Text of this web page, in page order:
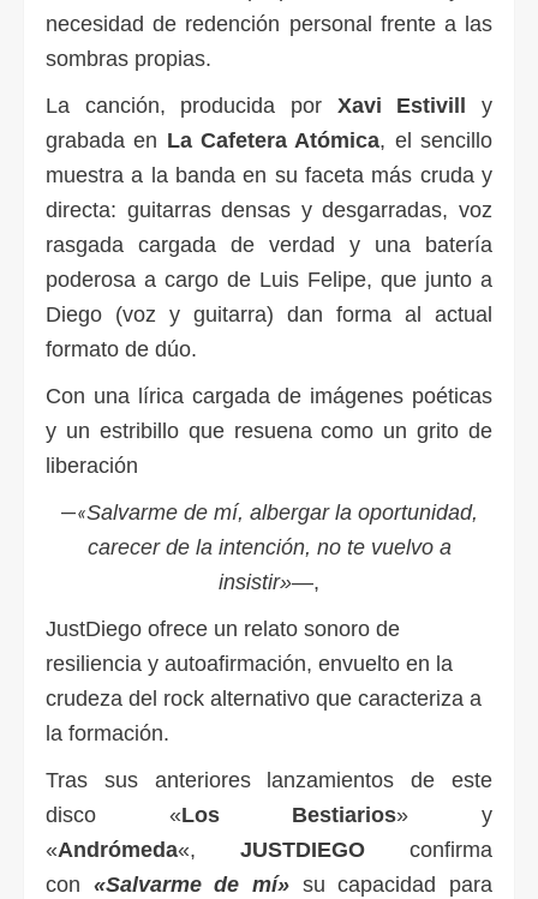
necesidad de redención personal frente a las
sombras propias.
La canción, producida por Xavi Estivill y
grabada en La Cafetera Atómica, el sencillo
muestra a la banda en su faceta más cruda y
directa: guitarras densas y desgarradas, voz
rasgada cargada de verdad y una batería
poderosa a cargo de Luis Felipe, que junto a
Diego (voz y guitarra) dan forma al actual
formato de dúo.
Con una lírica cargada de imágenes poéticas
y un estribillo que resuena como un grito de
liberación
—«Salvarme de mí, albergar la oportunidad,
carecer de la intención, no te vuelvo a
insistir»—,
JustDiego ofrece un relato sonoro de
resiliencia y autoafirmación, envuelto en la
crudeza del rock alternativo que caracteriza a
la formación.
Tras sus anteriores lanzamientos de este
disco «Los Bestiarios» y
«Andrómeda«, JUSTDIEGO confirma
con «Salvarme de mí» su capacidad para